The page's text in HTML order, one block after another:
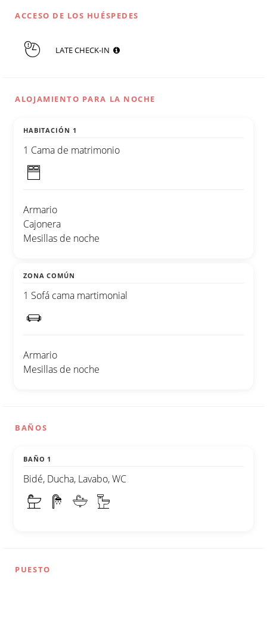
ACCESO DE LOS HUÉSPEDES
LATE CHECK-IN
ALOJAMIENTO PARA LA NOCHE
HABITACIÓN 1
1 Cama de matrimonio
Armario
Cajonera
Mesillas de noche
ZONA COMÚN
1 Sofá cama martimonial
Armario
Mesillas de noche
BAÑOS
BAÑO 1
Bidé, Ducha, Lavabo, WC
PUESTO